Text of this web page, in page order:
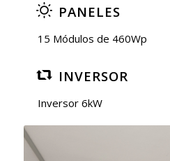
PANELES
15 Módulos de 460Wp
INVERSOR
Inversor 6kW